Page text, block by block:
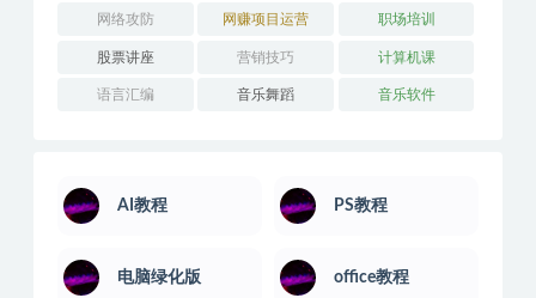
网络攻防 网赚项目运营 职场培训
股票讲座 营销技巧 计算机课
语言汇编 音乐舞蹈 音乐软件
AI教程 PS教程
电脑绿化版 office教程